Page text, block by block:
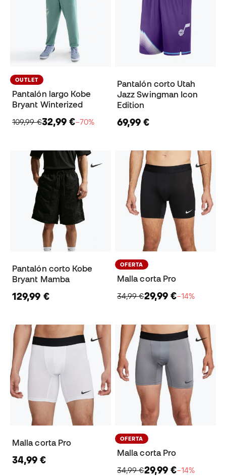
OUTLET
Pantalón largo Kobe
Bryant Winterized
109,99 €32,99 €−70%
Pantalón corto Utah
Jazz Swingman Icon
Edition
69,99 €
Pantalón corto Kobe
Bryant Mamba
129,99 €
OFERTA
Malla corta Pro
34,99 €29,99 €−14%
Malla corta Pro
34,99 €
OFERTA
Malla corta Pro
34,99 €29,99 €−14%